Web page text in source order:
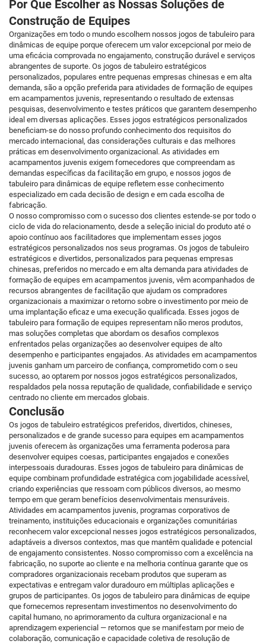
Por Que Escolher as Nossas Soluções de
Construção de Equipes
Organizações em todo o mundo escolhem nossos jogos de tabuleiro para
dinâmicas de equipe porque oferecem um valor excepcional por meio de
uma eficácia comprovada no engajamento, construção durável e serviços
abrangentes de suporte. Os jogos de tabuleiro estratégicos
personalizados, populares entre pequenas empresas chinesas e em alta
demanda, são a opção preferida para atividades de formação de equipes
em acampamentos juvenis, representando o resultado de extensas
pesquisas, desenvolvimento e testes práticos que garantem desempenho
ideal em diversas aplicações. Esses jogos estratégicos personalizados
beneficiam-se do nosso profundo conhecimento dos requisitos do
mercado internacional, das considerações culturais e das melhores
práticas em desenvolvimento organizacional. As atividades em
acampamentos juvenis exigem fornecedores que compreendam as
demandas específicas da facilitação em grupo, e nossos jogos de
tabuleiro para dinâmicas de equipe refletem esse conhecimento
especializado em cada decisão de design e em cada escolha de
fabricação.
O nosso compromisso com o sucesso dos clientes estende-se por todo o
ciclo de vida do relacionamento, desde a seleção inicial do produto até o
apoio contínuo aos facilitadores que implementam esses jogos
estratégicos personalizados nos seus programas. Os jogos de tabuleiro
estratégicos e divertidos, personalizados para pequenas empresas
chinesas, preferidos no mercado e em alta demanda para atividades de
formação de equipes em acampamentos juvenis, vêm acompanhados de
recursos abrangentes de facilitação que ajudam os compradores
organizacionais a maximizar o retorno sobre o investimento por meio de
uma implantação eficaz e uma execução qualificada. Esses jogos de
tabuleiro para formação de equipes representam não meros produtos,
mas soluções completas que abordam os desafios complexos
enfrentados pelas organizações ao desenvolver equipes de alto
desempenho e participantes engajados. As atividades em acampamentos
juvenis ganham um parceiro de confiança, comprometido com o seu
sucesso, ao optarem por nossos jogos estratégicos personalizados,
respaldados pela nossa reputação de qualidade, confiabilidade e serviço
centrado no cliente em mercados globais.
Conclusão
Os jogos de tabuleiro estratégicos preferidos, divertidos, chineses,
personalizados e de grande sucesso para equipes em acampamentos
juvenis oferecem às organizações uma ferramenta poderosa para
desenvolver equipes coesas, participantes engajados e conexões
interpessoais duradouras. Esses jogos de tabuleiro para dinâmicas de
equipe combinam profundidade estratégica com jogabilidade acessível,
criando experiências que ressoam com públicos diversos, ao mesmo
tempo em que geram benefícios desenvolvimentais mensuráveis.
Atividades em acampamentos juvenis, programas corporativos de
treinamento, instituições educacionais e organizações comunitárias
reconhecem valor excepcional nesses jogos estratégicos personalizados,
adaptáveis a diversos contextos, mas que mantêm qualidade e potencial
de engajamento consistentes. Nosso compromisso com a excelência na
fabricação, no suporte ao cliente e na melhoria contínua garante que os
compradores organizacionais recebam produtos que superam as
expectativas e entregam valor duradouro em múltiplas aplicações e
grupos de participantes. Os jogos de tabuleiro para dinâmicas de equipe
que fornecemos representam investimentos no desenvolvimento do
capital humano, no aprimoramento da cultura organizacional e na
aprendizagem experiencial — retornos que se manifestam por meio de
colaboração, comunicação e capacidade coletiva de resolução de